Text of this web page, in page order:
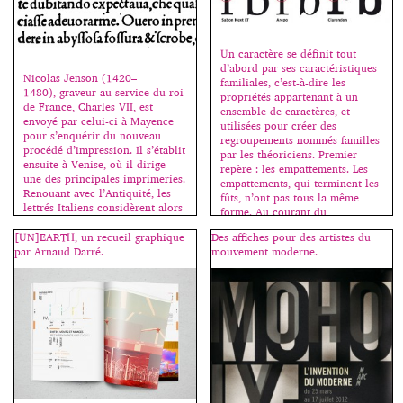
Nicolas Jenson (1420–
1480), graveur au service du roi
de France, Charles VII, est
envoyé par celui-ci à Mayence
pour s’enquérir du nouveau
procédé d’impression. Il s’établit
ensuite à Venise, où il dirige
une des principales imprimeries.
Renouant avec l’Antiquité, les
lettrés Italiens considèrent alors
les lettres lapidaires romaines
comme le dessin idéal des
capitales; la minuscule
carolingienne, influencée par les
[…]
Un caractère se définit tout
d’abord par ses caractéristiques
familiales, c’est-à-dire les
propriétés appartenant à un
ensemble de caractères, et
utilisées pour créer des
regroupements nommés familles
par les théoriciens. Premier
repère : les empattements. Les
empattements, qui terminent les
fûts, n’ont pas tous la même
forme. Au courant du
XIXe siècle, ils ont commencé à
disparaître. […]
[UN]EARTH, un recueil graphique
par Arnaud Darré.
Des affiches pour des artistes du
mouvement moderne.